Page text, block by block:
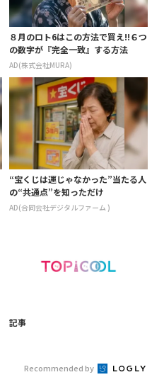
８月のロト6はこの方法で買え!!６つ
の数字が『完全一致』する方法
AD(株式会社MURA)
“宝くじは運じゃなかった”当たる人
の“共通点”を知っただけ
AD(合同会社デジタルファーム )
記事
Recommended by